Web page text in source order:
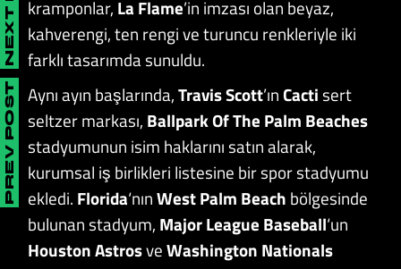
kramponlar, La Flame’in imzası olan beyaz,
kahverengi, ten rengi ve turuncu renkleriyle iki
farklı tasarımda sunuldu.
Aynı ayın başlarında,Travis Scott’ınCacti sert
seltzer markası, Ballpark Of The Palm Beaches
stadyumunun isim haklarını satın alarak,
kurumsal iş birlikleri listesine bir spor stadyumu
ekledi. Florida‘nınWest Palm Beach bölgesinde
bulunan stadyum, Major League Baseball‘un
Houston AstrosveWashington Nationals
PREV POST